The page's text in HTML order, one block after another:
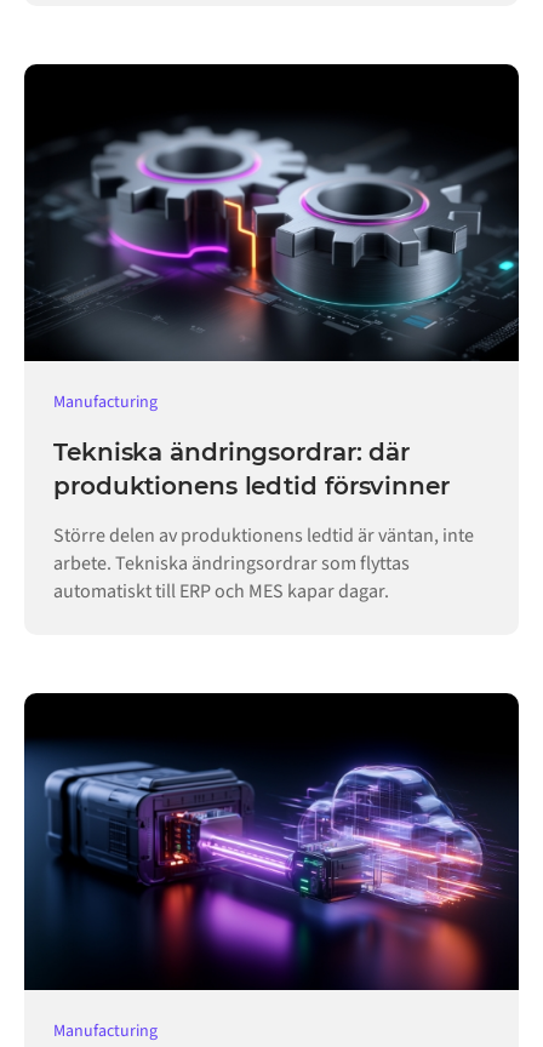
Manufacturing
Tekniska ändringsordrar: där
produktionens ledtid försvinner
Större delen av produktionens ledtid är väntan, inte
arbete. Tekniska ändringsordrar som flyttas
automatiskt till ERP och MES kapar dagar.
Manufacturing